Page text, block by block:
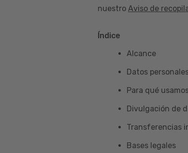
nuestro Aviso de
Índice
Alcance
Datos
Para qué
Divulgación de
Transferencias
Bases legales